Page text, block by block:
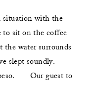
with the
to sit on the coffee
water surrounds
slept soundly.
peso. Our guest to